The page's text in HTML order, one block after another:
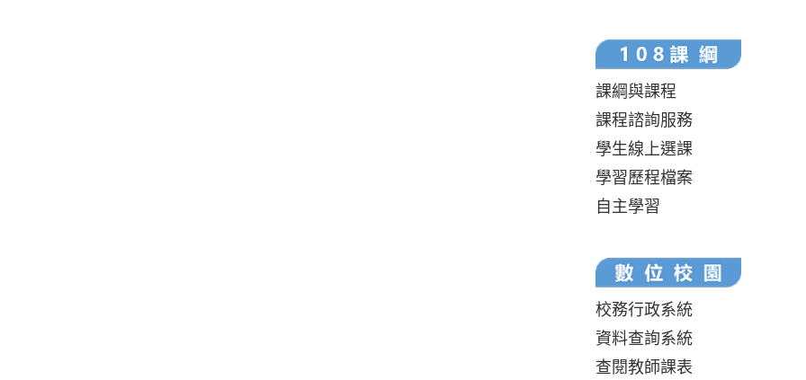
課綱與課程
課程諮詢服務
學生線上選課
學習歷程檔案
自主學習
校務行政系統
資料查詢系統
查閱教師課表